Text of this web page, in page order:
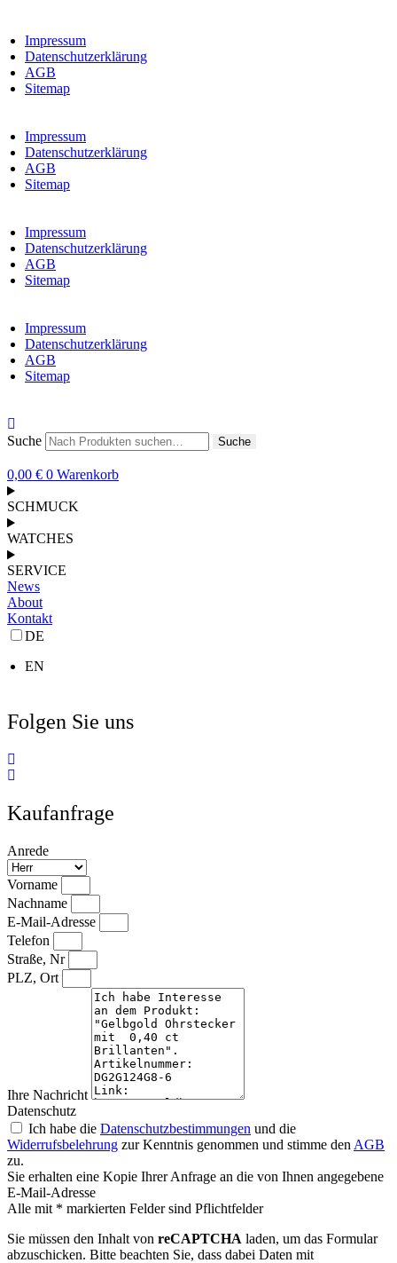
Impressum
Datenschutzerklärung
AGB
Sitemap
Impressum
Datenschutzerklärung
AGB
Sitemap
Impressum
Datenschutzerklärung
AGB
Sitemap
Impressum
Datenschutzerklärung
AGB
Sitemap
Suche Suche
0,00 € 0 Warenkorb
SCHMUCK
WATCHES
SERVICE
News
About
Kontakt
DE
EN
Folgen Sie uns
Kaufanfrage
Anrede
Vorname
Nachname
E-Mail-Adresse
Telefon
Straße, Nr
PLZ, Ort
Ihre Nachricht
Datenschutz
Ich habe die Datenschutzbestimmungen und die
Widerrufsbelehrung zur Kenntnis genommen und stimme den AGB
zu.
Sie erhalten eine Kopie Ihrer Anfrage an die von Ihnen angegebene
E-Mail-Adresse
Alle mit * markierten Felder sind Pflichtfelder
Sie müssen den Inhalt von reCAPTCHA laden, um das Formular
abzuschicken. Bitte beachten Sie, dass dabei Daten mit